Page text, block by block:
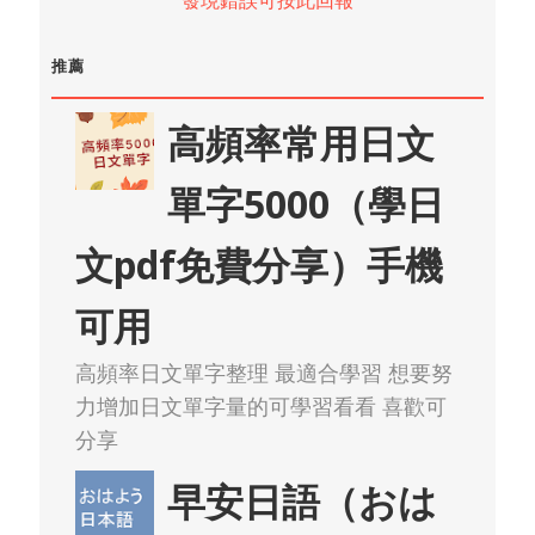
推薦
高頻率常用日文
單字5000（學日
文pdf免費分享）手機
可用
高頻率日文單字整理 最適合學習 想要努
力增加日文單字量的可學習看看 喜歡可
分享
早安日語（おは